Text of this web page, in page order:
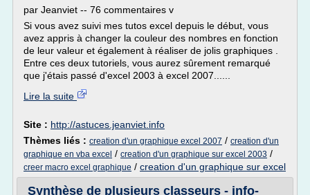
par Jeanviet -- 76 commentaires v
Si vous avez suivi mes tutos excel depuis le début, vous
avez appris à changer la couleur des nombres en fonction
de leur valeur et également à réaliser de jolis graphiques .
Entre ces deux tutoriels, vous aurez sûrement remarqué
que j'étais passé d'excel 2003 à excel 2007......
Lire la suite
Site : http://astuces.jeanviet.info
Thèmes liés : creation d'un graphique excel 2007 / creation d'un
graphique en vba excel / creation d'un graphique sur excel 2003 /
creer macro excel graphique / creation d'un graphique sur excel
Synthèse de plusieurs classeurs - info-